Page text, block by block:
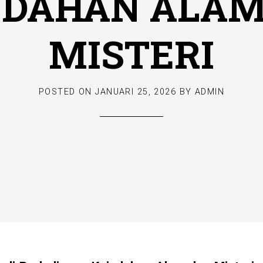
MISTERI
POSTED ONJANUARI 25, 2026 BY ADMIN